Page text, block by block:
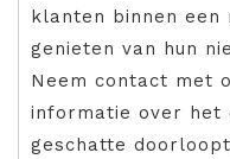
klanten binnen een
genieten van hun
Neem contact met
informatie over het
geschatte